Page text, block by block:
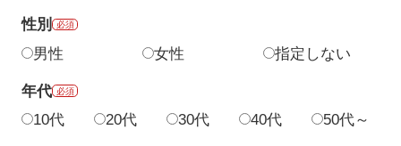
性別 必須
男性 女性 指定しない
年代 必須
10代 20代 30代 40代 50代～